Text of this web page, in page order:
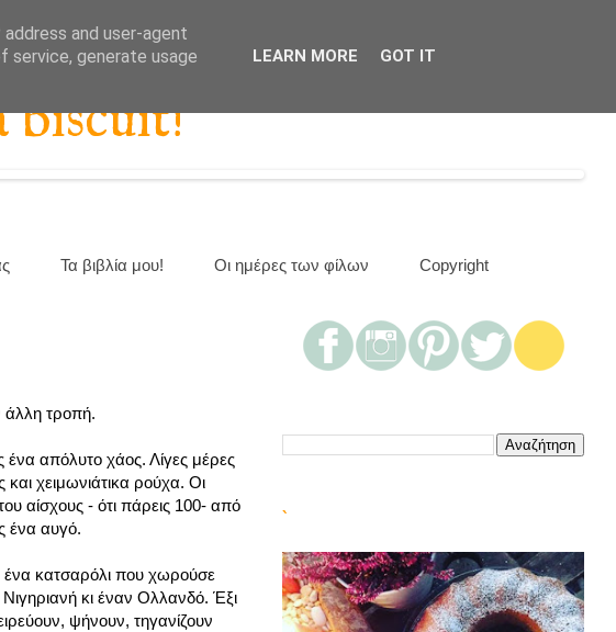
biscuit!
Τα βιβλία μου! Οι ημέρες των φίλων Copyright
άλλη τροπή.
ένα απόλυτο χάος. Λίγες μέρες
χειμωνιάτικα ρούχα. Οι
αίσχους - ότι πάρεις 100- από
ένα αυγό.
ένα κατσαρόλι που χωρούσε
κι έναν Ολλανδό. Έξι
ψήνουν, τηγανίζουν
`
and user-agent
service, generate usage
LEARN MORE GOT IT